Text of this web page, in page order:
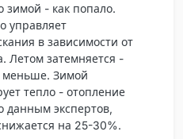
зимой - как попало.
управляет
в зависимости от
Летом затемняется -
меньше. Зимой
тепло - отопление
данным экспертов,
на 25-30%.